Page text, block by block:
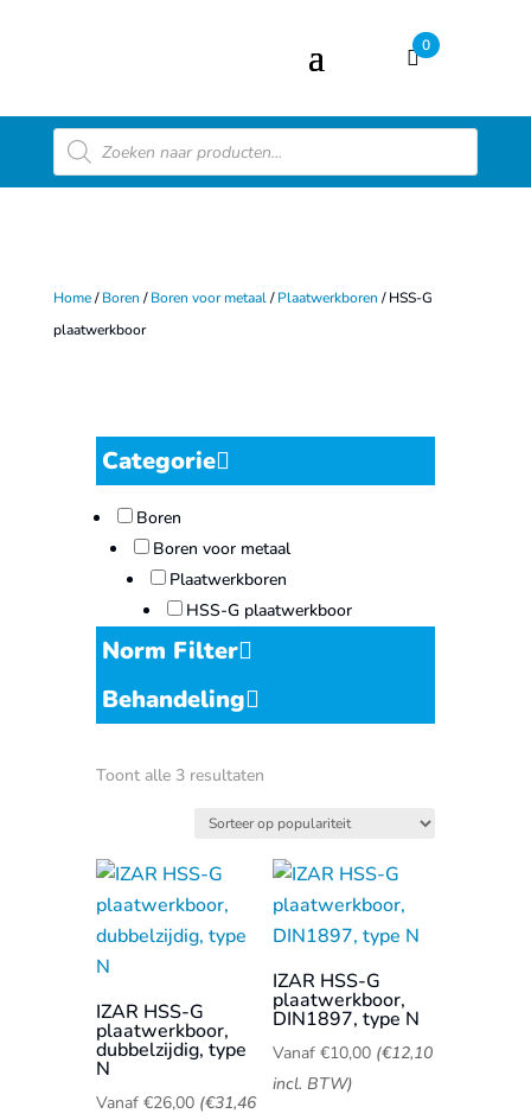
0
Producten
zoeken
Home/Boren /Boren voor metaal/Plaatwerkboren / HSS-G
plaatwerkboor
Categorie
Boren
Boren voor metaal
Plaatwerkboren
HSS-G plaatwerkboor
Norm Filter
Behandeling
Toont alle 3 resultatenGesorteerd
populariteit
IZAR HSS-G
plaatwerkboor,
dubbelzijdig, type
N
Vanaf €26,00 (€31,46
IZAR HSS-G
plaatwerkboor,
DIN1897, type N
Vanaf €10,00 (€12,10
incl. BTW)